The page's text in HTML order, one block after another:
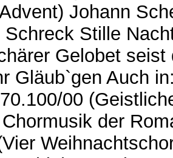
Johann
Schreck Stille
Gelobet
Gläub`gen Auch
00
der